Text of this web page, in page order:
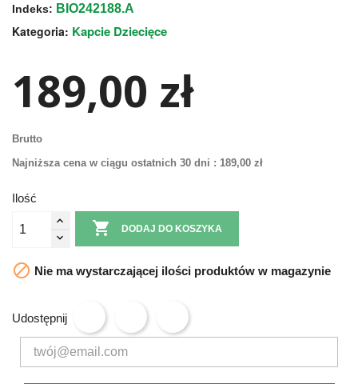
Indeks: BIO242188.A
Kategoria: Kapcie Dziecięce
189,00 zł
Brutto
Najniższa cena w ciągu ostatnich 30 dni : 189,00 zł
Ilość
 DODAJ DO KOSZYKA
 Nie ma wystarczającej ilości produktów w magazynie
Udostępnij